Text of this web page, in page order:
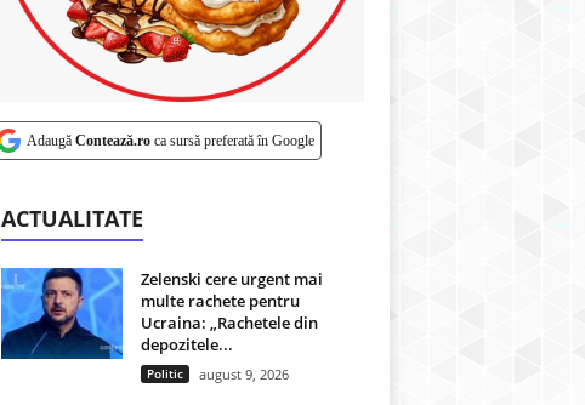
Adaugă Contează.roca sursă preferată în Google
ACTUALITATE
Zelenski cere urgent mai
multe rachete pentru
Ucraina: „Rachetele din
depozitele...
Politic august 9, 2026